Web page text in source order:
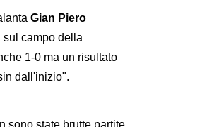
Gian Piero
sul campo della
1-0 ma un risultato
dall'inizio".